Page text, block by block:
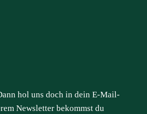
hol uns doch in dein E-Mail-
Newsletter bekommst du